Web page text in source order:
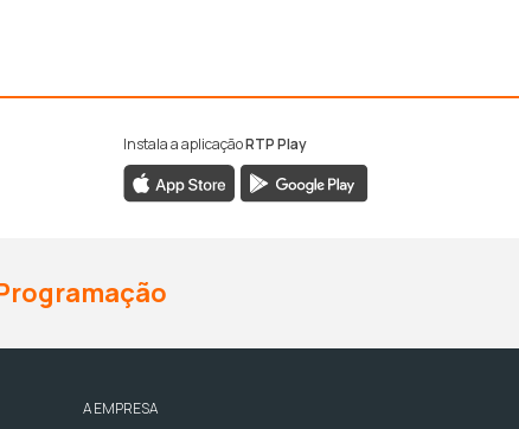
Instala a aplicaçãoRTP Play
A EMPRESA